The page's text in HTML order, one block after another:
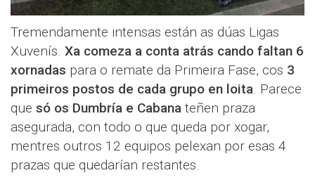
Tremendamente intensas están as dúas Ligas
Xuvenís. Xa comeza a conta atrás cando faltan 6
xornadas para o remate da Primeira Fase, cos 3
primeiros postos de cada grupo en loita . Parece
que só os Dumbría e Cabana teñen praza
asegurada, con todo o que queda por xogar,
mentres outros 12 equipos pelexan por esas 4
prazas que quedarían restantes.